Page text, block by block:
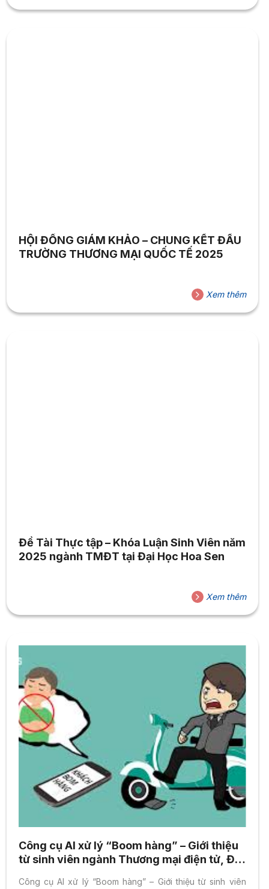
HỘI ĐỒNG GIÁM KHẢO – CHUNG KẾT ĐẤU
TRƯỜNG THƯƠNG MẠI QUỐC TẾ 2025
Xem thêm
Đề Tài Thực tập – Khóa Luận Sinh Viên năm
2025 ngành TMĐT tại Đại Học Hoa Sen
Xem thêm
Công cụ AI xử lý “Boom hàng” – Giới thiệu
từ sinh viên ngành Thương mại điện tử, ĐH
Công cụ AI xử lý “Boom hàng” – Giới thiệu từ sinh viên